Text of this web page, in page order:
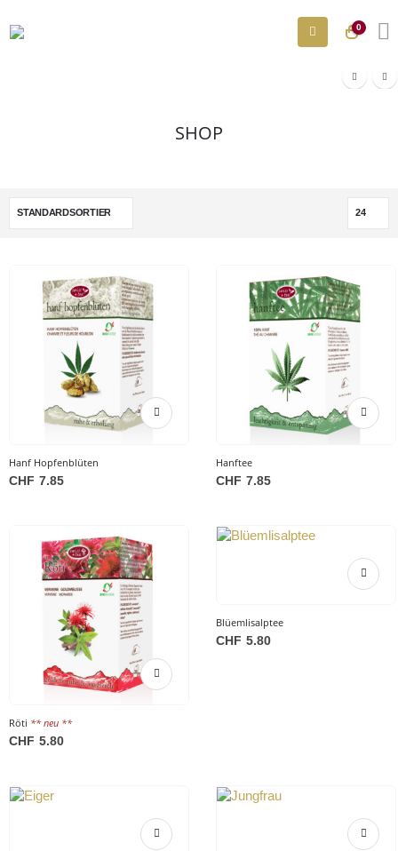
0
SHOP
Hanf Hopfenblüten
CHF 7.85
Hanftee
CHF 7.85
Röti ** neu **
CHF 5.80
Blüemlisalptee
CHF 5.80